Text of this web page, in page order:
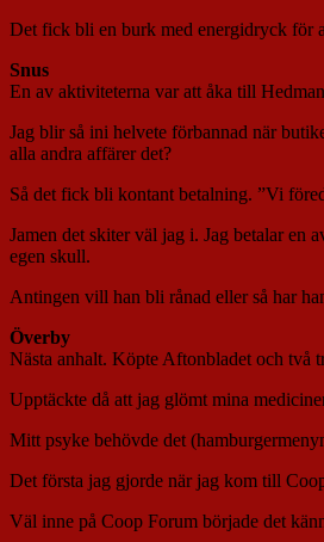
Det fick bli en burk med energidryck för
Snus
En av aktiviteterna var att åka till
Jag blir så ini helvete förbannad när
alla andra affärer det?
Så det fick bli kontant betalning. ”Vi
Jamen det skiter väl jag i. Jag betalar en
egen skull.
Antingen vill han bli rånad eller så har
Överby
Nästa anhalt. Köpte Aftonbladet och två
Upptäckte då att jag glömt mina
Mitt psyke behövde det
Det första jag gjorde när jag kom till
Väl inne på Coop Forum började det